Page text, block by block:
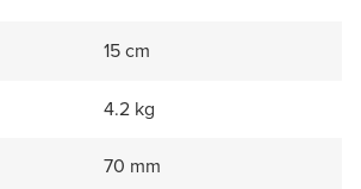
15 cm
4.2 kg
70 mm